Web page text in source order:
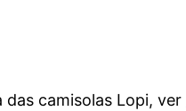
camisolas Lopi, ver